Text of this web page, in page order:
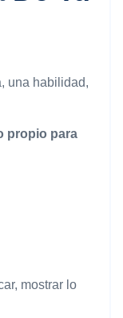
una habilidad,
propio para
mostrar lo